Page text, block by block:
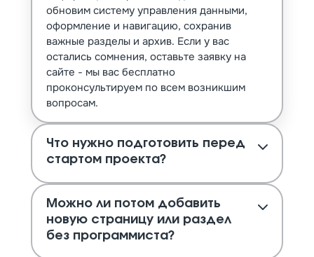
обновим систему управления данными,
оформление и навигацию, сохранив
важные разделы и архив. Если у вас
остались сомнения, оставьте заявку на
сайте - мы вас бесплатно
проконсультируем по всем возникшим
вопросам.
Что нужно подготовить перед
стартом проекта?
Можно ли потом добавить
новую страницу или раздел
без программиста?